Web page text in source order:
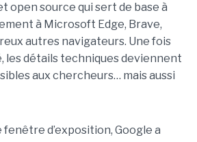
open source qui sert de base à
à Microsoft Edge, Brave,
autres navigateurs. Une fois
les détails techniques deviennent
aux chercheurs… mais aussi
d’exposition, Google a